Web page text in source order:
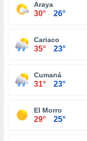
Araya
30° 26°
Cariaco
35° 23°
Cumaná
31° 23°
El Morro
29° 25°